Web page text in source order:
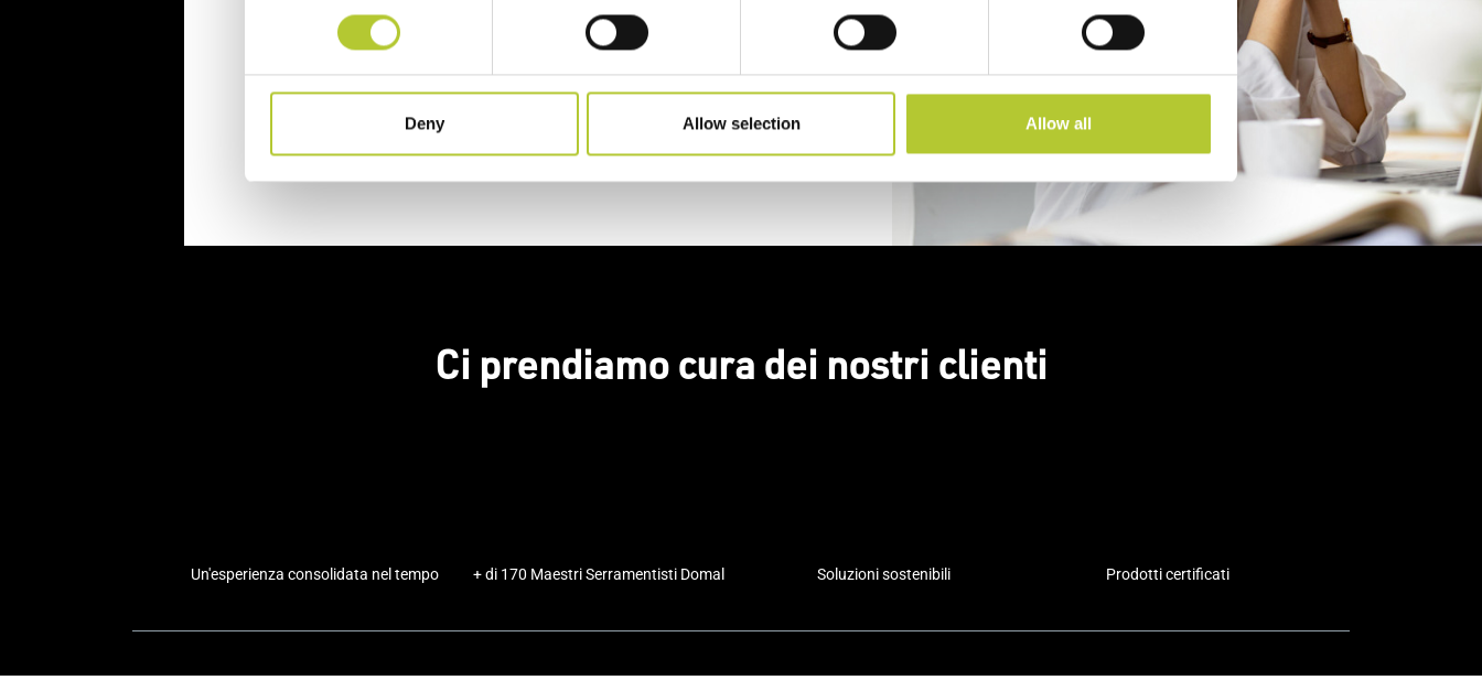
Deny Allow selection Allow all
Ci prendiamo cura dei nostri clienti
Un'esperienza consolidata nel tempo + di 170 Maestri Serramentisti Domal Soluzioni sostenibili Prodotti certificati